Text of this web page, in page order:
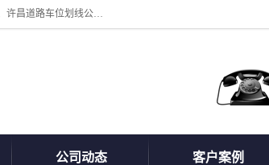
周口中为交通设施工程有限公司是一家洛阳道路划线公司、郑州道路划线公司、平顶山道路车位划线公司、开封车位划线公司、许昌道路车位划线公司、漯河道路车位划线公司，公司始终坚持“诚信、匠心、专注”的宗旨；我们的经营理念是：的服务。
公司动态 客户案例